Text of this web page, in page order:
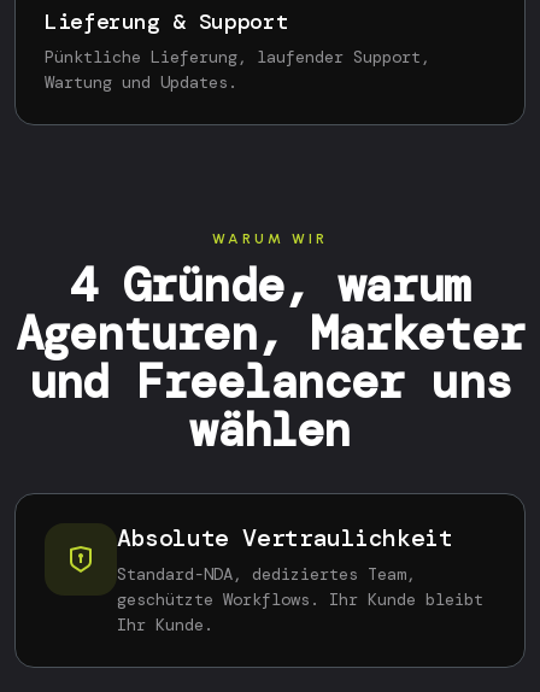
Lieferung & Support
Pünktliche Lieferung, laufender Support,
Wartung und Updates.
WARUM WIR
4 Gründe, warum
Agenturen, Marketer
und Freelancer uns
wählen
Absolute Vertraulichkeit
Standard-NDA, dediziertes Team,
geschützte Workflows. Ihr Kunde bleibt
Ihr Kunde.